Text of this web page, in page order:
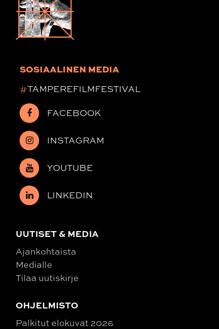
SOSIAALINEN MEDIA
#TAMPEREFILMFESTIVAL
FACEBOOK
INSTAGRAM
YOUTUBE
LINKEDIN
UUTISET & MEDIA
Ajankohtaista
Medialle
Tilaa uutiskirje
OHJELMISTO
Palkitut elokuvat 2026